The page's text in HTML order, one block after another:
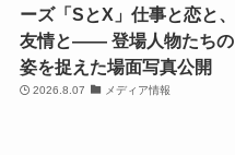
ーズ「SとX」仕事と恋と、
友情と―― 登場人物たちの
姿を捉えた場面写真公開
2026.8.07 メディア情報